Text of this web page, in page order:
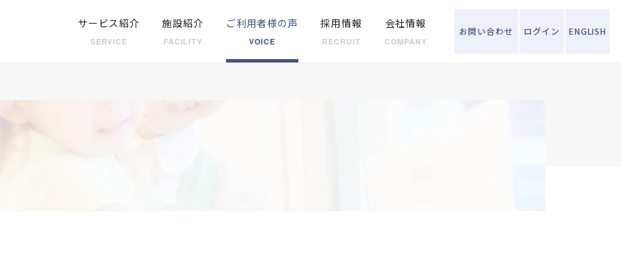
ログイン
お問い合わせ ENGLISH
サービス紹介
SERVICE
施設紹介
FACILITY
ご利用者様の声
VOICE
採用情報
RECRUIT
会社情報
COMPANY